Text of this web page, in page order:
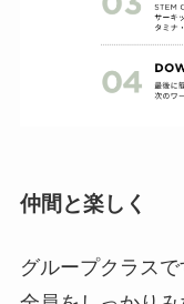
仲間と楽しく
グループクラス